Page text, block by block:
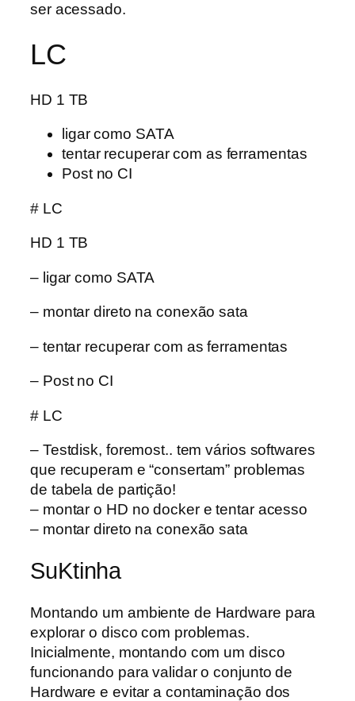
ser acessado.
LC
HD 1 TB
ligar como SATA
tentar recuperar com as ferramentas
Post no CI
# LC
HD 1 TB
– ligar como SATA
– montar direto na conexão sata
– tentar recuperar com as ferramentas
– Post no CI
# LC
– Testdisk, foremost.. tem vários softwares
que recuperam e “consertam” problemas
de tabela de partição!
– montar o HD no docker e tentar acesso
– montar direto na conexão sata
SuKtinha
Montando um ambiente de Hardware para
explorar o disco com problemas.
Inicialmente, montando com um disco
funcionando para validar o conjunto de
Hardware e evitar a contaminação dos